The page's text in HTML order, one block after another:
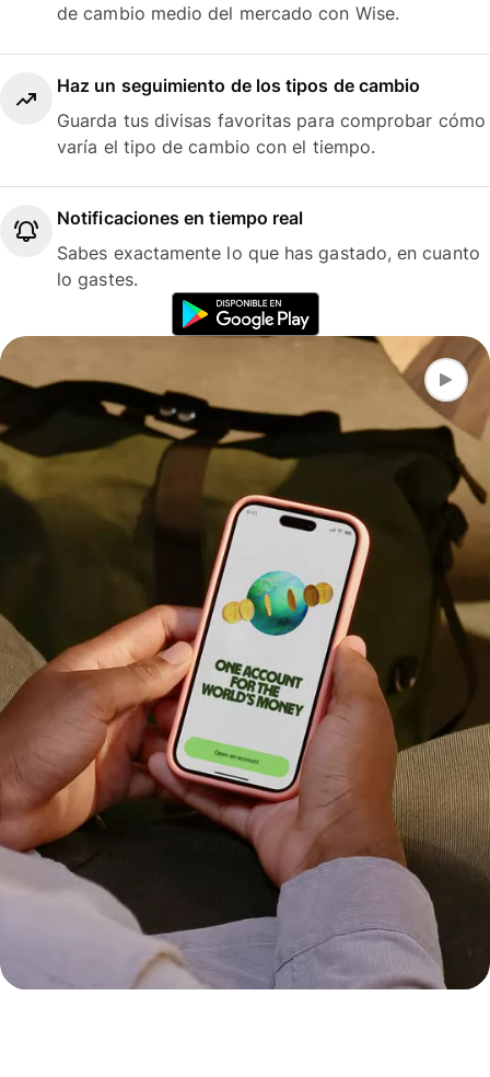
de cambio medio del mercado con Wise.
Haz un seguimiento de los tipos de cambio
Guarda tus divisas favoritas para comprobar cómo
varía el tipo de cambio con el tiempo.
Notificaciones en tiempo real
Sabes exactamente lo que has gastado, en cuanto
lo gastes.